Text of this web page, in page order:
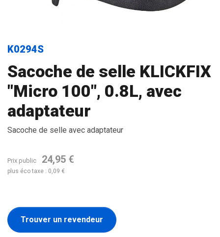
K0294S
Sacoche de selle KLICKFIX
"Micro 100", 0.8L, avec
adaptateur
Sacoche de selle avec adaptateur
Prix public 24,95 €
plus éco taxe : 0,09 €
Trouver un revendeur